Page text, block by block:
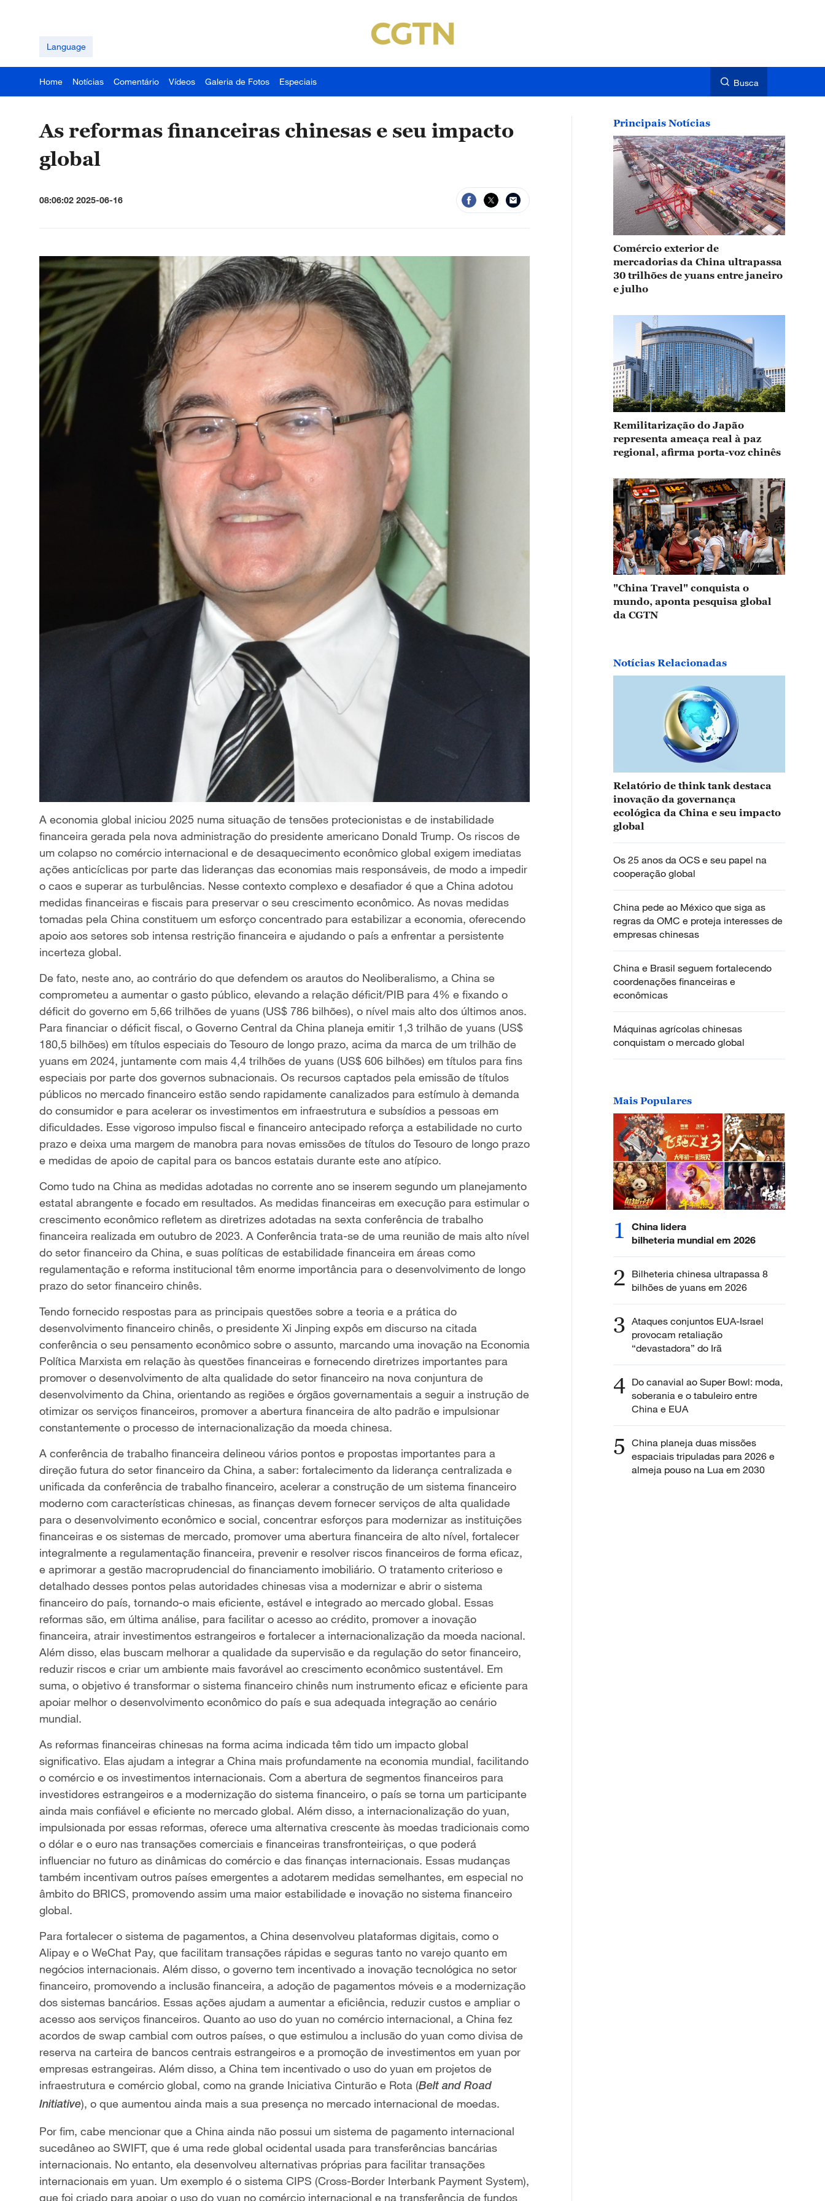
Language
Home Notícias Comentário Vídeos Galeria de Fotos Especiais Busca
As reformas financeiras chinesas e seu impacto
global
08:06:02 2025-06-16
A economia global iniciou 2025 numa situação de tensões protecionistas e de instabilidade
financeira gerada pela nova administração do presidente americano Donald Trump. Os riscos de
um colapso no comércio internacional e de desaquecimento econômico global exigem imediatas
ações anticíclicas por parte das lideranças das economias mais responsáveis, de modo a impedir
o caos e superar as turbulências. Nesse contexto complexo e desafiador é que a China adotou
medidas financeiras e fiscais para preservar o seu crescimento econômico. As novas medidas
tomadas pela China constituem um esforço concentrado para estabilizar a economia, oferecendo
apoio aos setores sob intensa restrição financeira e ajudando o país a enfrentar a persistente
incerteza global.
De fato, neste ano, ao contrário do que defendem os arautos do Neoliberalismo, a China se
comprometeu a aumentar o gasto público, elevando a relação déficit/PIB para 4% e fixando o
déficit do governo em 5,66 trilhões de yuans (US$ 786 bilhões), o nível mais alto dos últimos anos.
Para financiar o déficit fiscal, o Governo Central da China planeja emitir 1,3 trilhão de yuans (US$
180,5 bilhões) em títulos especiais do Tesouro de longo prazo, acima da marca de um trilhão de
yuans em 2024, juntamente com mais 4,4 trilhões de yuans (US$ 606 bilhões) em títulos para fins
especiais por parte dos governos subnacionais. Os recursos captados pela emissão de títulos
públicos no mercado financeiro estão sendo rapidamente canalizados para estímulo à demanda
do consumidor e para acelerar os investimentos em infraestrutura e subsídios a pessoas em
dificuldades. Esse vigoroso impulso fiscal e financeiro antecipado reforça a estabilidade no curto
prazo e deixa uma margem de manobra para novas emissões de títulos do Tesouro de longo prazo
e medidas de apoio de capital para os bancos estatais durante este ano atípico.
Como tudo na China as medidas adotadas no corrente ano se inserem segundo um planejamento
estatal abrangente e focado em resultados. As medidas financeiras em execução para estimular o
crescimento econômico refletem as diretrizes adotadas na sexta conferência de trabalho
financeira realizada em outubro de 2023. A Conferência trata-se de uma reunião de mais alto nível
do setor financeiro da China, e suas políticas de estabilidade financeira em áreas como
regulamentação e reforma institucional têm enorme importância para o desenvolvimento de longo
prazo do setor financeiro chinês.
Tendo fornecido respostas para as principais questões sobre a teoria e a prática do
desenvolvimento financeiro chinês, o presidente Xi Jinping expôs em discurso na citada
conferência o seu pensamento econômico sobre o assunto, marcando uma inovação na Economia
Política Marxista em relação às questões financeiras e fornecendo diretrizes importantes para
promover o desenvolvimento de alta qualidade do setor financeiro na nova conjuntura de
desenvolvimento da China, orientando as regiões e órgãos governamentais a seguir a instrução de
otimizar os serviços financeiros, promover a abertura financeira de alto padrão e impulsionar
constantemente o processo de internacionalização da moeda chinesa.
A conferência de trabalho financeira delineou vários pontos e propostas importantes para a
direção futura do setor financeiro da China, a saber: fortalecimento da liderança centralizada e
unificada da conferência de trabalho financeiro, acelerar a construção de um sistema financeiro
moderno com características chinesas, as finanças devem fornecer serviços de alta qualidade
para o desenvolvimento econômico e social, concentrar esforços para modernizar as instituições
financeiras e os sistemas de mercado, promover uma abertura financeira de alto nível, fortalecer
integralmente a regulamentação financeira, prevenir e resolver riscos financeiros de forma eficaz,
e aprimorar a gestão macroprudencial do financiamento imobiliário. O tratamento criterioso e
detalhado desses pontos pelas autoridades chinesas visa a modernizar e abrir o sistema
financeiro do país, tornando-o mais eficiente, estável e integrado ao mercado global. Essas
reformas são, em última análise, para facilitar o acesso ao crédito, promover a inovação
financeira, atrair investimentos estrangeiros e fortalecer a internacionalização da moeda nacional.
Além disso, elas buscam melhorar a qualidade da supervisão e da regulação do setor financeiro,
reduzir riscos e criar um ambiente mais favorável ao crescimento econômico sustentável. Em
suma, o objetivo é transformar o sistema financeiro chinês num instrumento eficaz e eficiente para
apoiar melhor o desenvolvimento econômico do país e sua adequada integração ao cenário
mundial.
As reformas financeiras chinesas na forma acima indicada têm tido um impacto global
significativo. Elas ajudam a integrar a China mais profundamente na economia mundial, facilitando
o comércio e os investimentos internacionais. Com a abertura de segmentos financeiros para
investidores estrangeiros e a modernização do sistema financeiro, o país se torna um participante
ainda mais confiável e eficiente no mercado global. Além disso, a internacionalização do yuan,
impulsionada por essas reformas, oferece uma alternativa crescente às moedas tradicionais como
o dólar e o euro nas transações comerciais e financeiras transfronteiriças, o que poderá
influenciar no futuro as dinâmicas do comércio e das finanças internacionais. Essas mudanças
também incentivam outros países emergentes a adotarem medidas semelhantes, em especial no
âmbito do BRICS, promovendo assim uma maior estabilidade e inovação no sistema financeiro
global.
Para fortalecer o sistema de pagamentos, a China desenvolveu plataformas digitais, como o
Alipay e o WeChat Pay, que facilitam transações rápidas e seguras tanto no varejo quanto em
negócios internacionais. Além disso, o governo tem incentivado a inovação tecnológica no setor
financeiro, promovendo a inclusão financeira, a adoção de pagamentos móveis e a modernização
dos sistemas bancários. Essas ações ajudam a aumentar a eficiência, reduzir custos e ampliar o
acesso aos serviços financeiros. Quanto ao uso do yuan no comércio internacional, a China fez
acordos de swap cambial com outros países, o que estimulou a inclusão do yuan como divisa de
reserva na carteira de bancos centrais estrangeiros e a promoção de investimentos em yuan por
empresas estrangeiras. Além disso, a China tem incentivado o uso do yuan em projetos de
infraestrutura e comércio global, como na grande Iniciativa Cinturão e Rota (Belt and Road
Initiative), o que aumentou ainda mais a sua presença no mercado internacional de moedas.
Por fim, cabe mencionar que a China ainda não possui um sistema de pagamento internacional
sucedâneo ao SWIFT, que é uma rede global ocidental usada para transferências bancárias
internacionais. No entanto, ela desenvolveu alternativas próprias para facilitar transações
internacionais em yuan. Um exemplo é o sistema CIPS (Cross-Border Interbank Payment System),
que foi criado para apoiar o uso do yuan no comércio internacional e na transferência de fundos
Principais Notícias
Comércio exterior de
mercadorias da China ultrapassa
30 trilhões de yuans entre janeiro
e julho
Remilitarização do Japão
representa ameaça real à paz
regional, afirma porta-voz chinês
"China Travel" conquista o
mundo, aponta pesquisa global
da CGTN
Notícias Relacionadas
Relatório de think tank destaca
inovação da governança
ecológica da China e seu impacto
global
Os 25 anos da OCS e seu papel na
cooperação global
China pede ao México que siga as
regras da OMC e proteja interesses de
empresas chinesas
China e Brasil seguem fortalecendo
coordenações financeiras e
econômicas
Máquinas agrícolas chinesas
conquistam o mercado global
Mais Populares
1
China lidera
bilheteria mundial em 2026
2 Bilheteria chinesa ultrapassa 8
bilhões de yuans em 2026
3 Ataques conjuntos EUA-Israel
provocam retaliação
“devastadora” do Irã
4 Do canavial ao Super Bowl: moda,
soberania e o tabuleiro entre
China e EUA
5 China planeja duas missões
espaciais tripuladas para 2026 e
almeja pouso na Lua em 2030